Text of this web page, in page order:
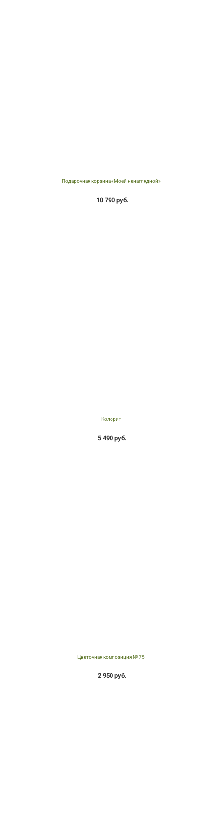
Подарочная корзина «Моей ненаглядной»
10 790 руб.
Колорит
5 490 руб.
Цветочная композиция № 75
2 950 руб.